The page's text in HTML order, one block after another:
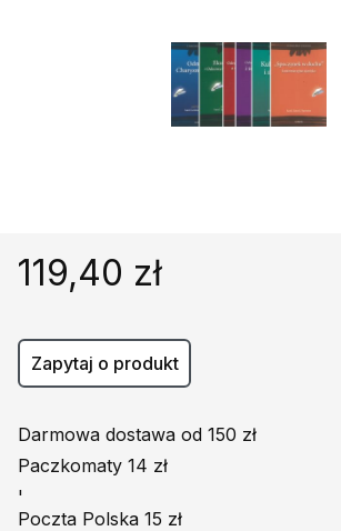
Książki obcojęzyczne
Poradniki, leksykony...
Promocja
119,40 zł
Zapytaj o produkt
Darmowa dostawa od 150 zł
Paczkomaty 14 zł
'
Poczta Polska 15 zł